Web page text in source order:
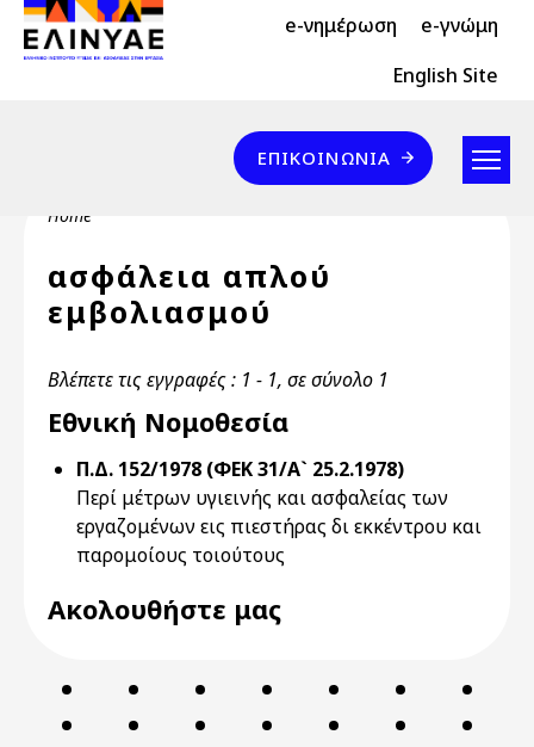
Skip to main content
Header Top 2 e-νημέρωση e-γνώμη
Header Top English Site
Επικοινωνία
ΕΠΙΚΟΙΝΩΝΊΑ
Breadcrumb
Home
ασφάλεια απλού
εμβολιασμού
Βλέπετε τις εγγραφές : 1 - 1, σε σύνολο 1
Εθνική Νομοθεσία
Π.Δ. 152/1978 (ΦΕΚ 31/Α` 25.2.1978)
Περί μέτρων υγιεινής και ασφαλείας των
εργαζομένων εις πιεστήρας δι εκκέντρου και
παρομοίους τοιούτους
Ακολουθήστε μας